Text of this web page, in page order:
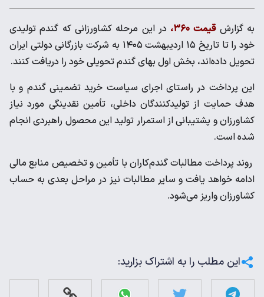
به گزارش قیمت ۳۶۰،
در این مرحله کشاورزانی که گندم تولیدی
خود را تا تاریخ ۱۵ اردیبهشت ۱۴۰۵ به شرکت بازرگانی دولتی ایران
تحویل داده‌اند، بخش اول بهای گندم تحویلی خود را دریافت کنند.
این پرداخت در راستای اجرای سیاست خرید تضمینی گندم و با
هدف حمایت از تولیدکنندگان داخلی، تأمین نقدینگی مورد نیاز
کشاورزان و پشتیبانی از استمرار تولید این محصول راهبردی انجام
شده است.
روند پرداخت مطالبات گندم‌کاران با تأمین و تخصیص منابع مالی
ادامه خواهد یافت و سایر مطالبات نیز در مراحل بعدی به حساب
کشاورزان واریز می‌شود.
این مطلب را به اشتراک بزارید: